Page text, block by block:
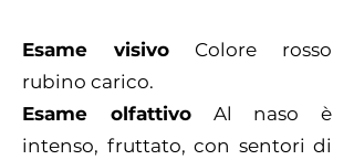
Esame visivo Colore rosso
rubino carico.
Esame olfattivoAl naso è
intenso, fruttato, con sentori di